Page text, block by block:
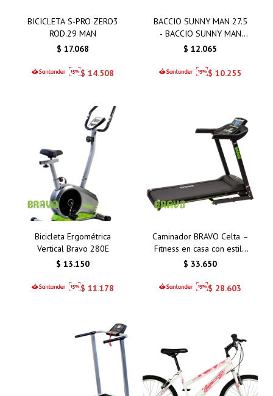
BICICLETA S-PRO ZERO3
ROD.29 MAN
$ 17.068
$ 14.508
BACCIO SUNNY MAN 27.5
- BACCIO SUNNY MAN
27.5 VERDE
$ 12.065
$ 10.255
Bicicleta Ergométrica
Vertical Bravo 280E
$ 13.150
$ 11.178
Caminador BRAVO Celta –
Fitness en casa con estilo
y funcionalidad
$ 33.650
$ 28.603